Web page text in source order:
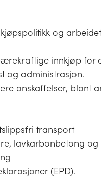
og
innkjøp for
og administrasjon.
anskaffelser, blant
transport
lavkarbonbetong
(EPD).